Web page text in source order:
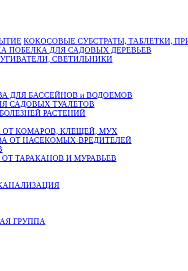
КОКОСОВЫЕ СУБСТРАТЫ, ТАБЛЕТКИ,
ПОБЕЛКА ДЛЯ САДОВЫХ ДЕРЕВЬЕВ
СВЕТИЛЬНИКИ
ДЛЯ БАССЕЙНОВ и ВОДОЕМОВ
САДОВЫХ ТУАЛЕТОВ
РАСТЕНИЙ
ОТ КОМАРОВ, КЛЕЩЕЙ, МУХ
ОТ НАСЕКОМЫХ-ВРЕДИТЕЛЕЙ
ОТ ТАРАКАНОВ И МУРАВЬЕВ
ГРУППА